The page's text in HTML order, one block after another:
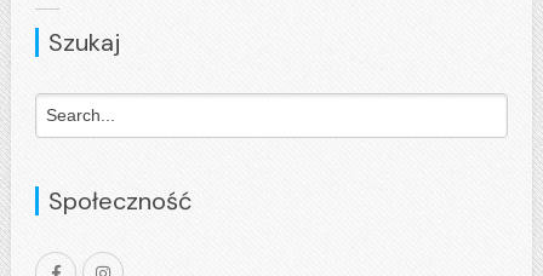
Szukaj
Społeczność